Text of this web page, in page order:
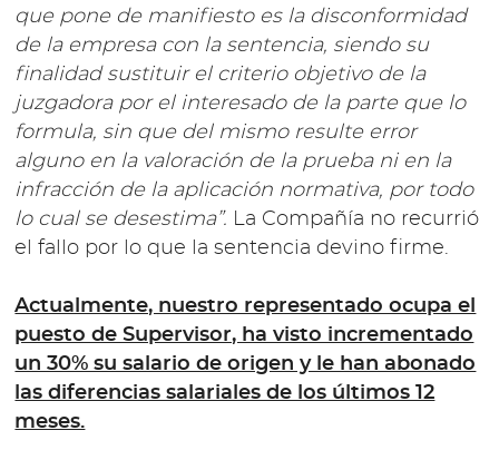
que pone de manifiesto es la disconformidad
de la empresa con la sentencia, siendo su
finalidad sustituir el criterio objetivo de la
juzgadora por el interesado de la parte que lo
formula, sin que del mismo resulte error
alguno en la valoración de la prueba ni en la
infracción de la aplicación normativa, por todo
lo cual se desestima”. La Compañía no recurrió
el fallo por lo que la sentencia devino firme.
Actualmente, nuestro representado ocupa el
puesto de Supervisor, ha visto incrementado
un 30% su salario de origen y le han abonado
las diferencias salariales de los últimos 12
meses.